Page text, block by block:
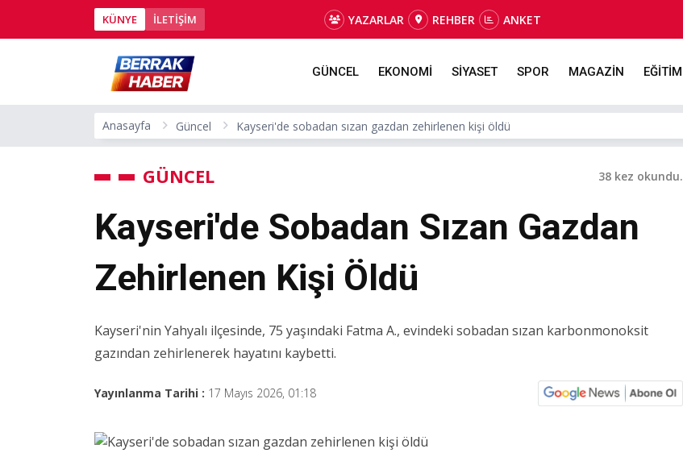
KÜNYE İLETİŞİM YAZARLAR REHBER ANKET
GÜNCEL EKONOMİ SİYASET SPOR MAGAZİN EĞİTİM
Anasayfa Güncel Kayseri'de sobadan sızan gazdan zehirlenen kişi öldü
GÜNCEL 38 kez okundu.
Kayseri'de Sobadan Sızan Gazdan
Zehirlenen Kişi Öldü
Kayseri'nin Yahyalı ilçesinde, 75 yaşındaki Fatma A., evindeki sobadan sızan karbonmonoksit
gazından zehirlenerek hayatını kaybetti.
Yayınlanma Tarihi : 17 Mayıs 2026, 01:18